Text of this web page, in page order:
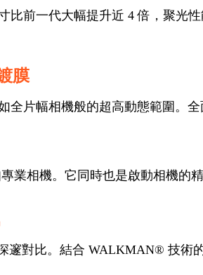
比前一代大幅提升近 4 倍，聚光
膜
片幅相機般的超高動態範圍。
相機。它同時也是啟動相機的
對比。結合 WALKMAN® 技術